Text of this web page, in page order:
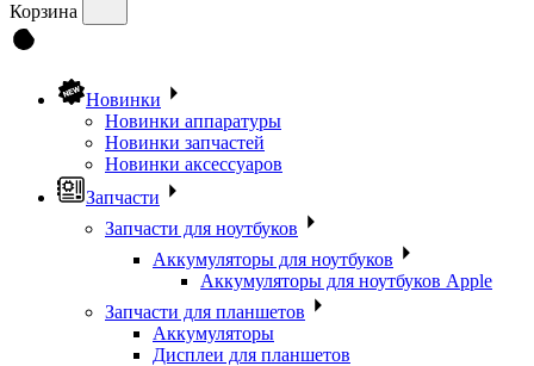
Корзина
Новинки
Новинки аппаратуры
Новинки запчастей
Новинки аксессуаров
Запчасти
Запчасти для ноутбуков
Аккумуляторы для ноутбуков
Аккумуляторы для ноутбуков Apple
Запчасти для планшетов
Аккумуляторы
Дисплеи для планшетов